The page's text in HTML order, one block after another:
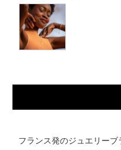
フランス発のジュエリー